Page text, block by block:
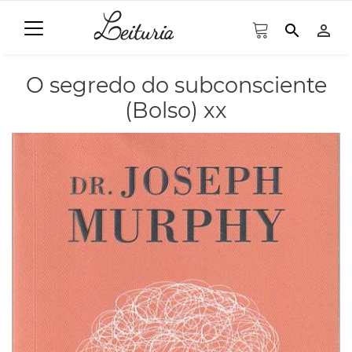
search person_outline
O segredo do subconsciente
(Bolso) xx